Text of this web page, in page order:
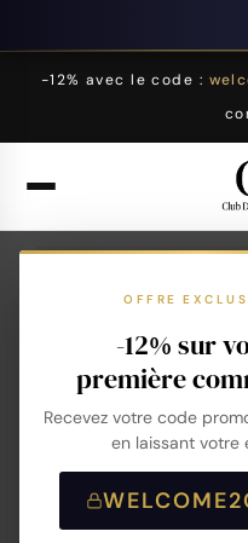
-12% avec le code :
OFFRE
-12% sur
première
Recevez votre code
en laissant votre